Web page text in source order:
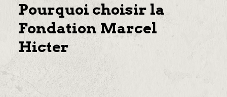
Pourquoi choisir la
Fondation Marcel
Hicter